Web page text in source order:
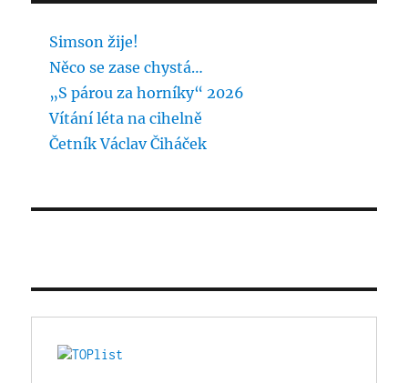
Simson žije!
Něco se zase chystá…
„S párou za horníky“ 2026
Vítání léta na cihelně
Četník Václav Čiháček